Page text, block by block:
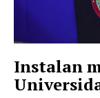
Instalan